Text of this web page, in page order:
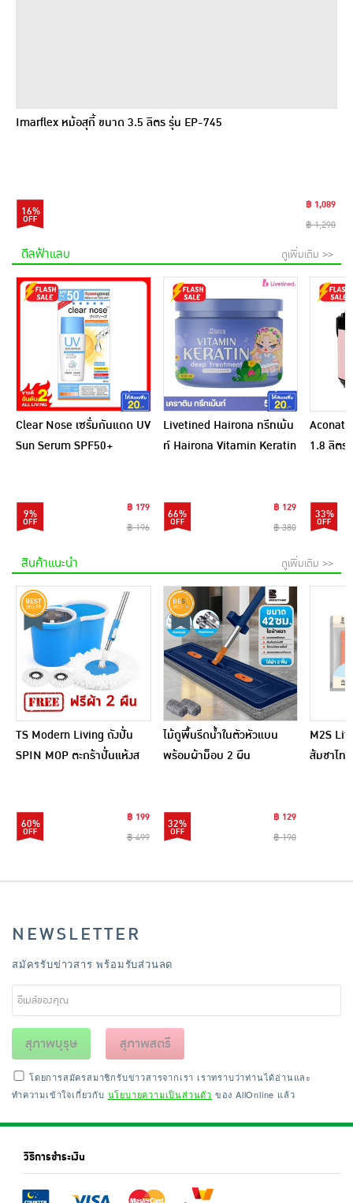
Imarflex หม้อสุกี้ ขนาด 3.5 ลิตร รุ่น EP-745
16%
฿ 1,089
฿ 1,290
ดีลฟ้าแลบ ดูเพิ่มเติม >>
Clear Nose เซรั่มกันแดด UV
Sun Serum SPF50+
9%
฿ 179
฿ 196
Livetined Hairona ทรีทเม้น
ท์ Hairona Vitamin Keratin
66%
฿ 129
฿ 380
1.8 ลิตร
33%
สินค้าแนะนำ ดูเพิ่มเติม >>
TS Modern Living ถังปั่น
SPIN MOP ตะกร้าปั่นแห้งส
60%
฿ 199
฿ 499
ไม้ถูพื้นรีดน้ำในตัวหัวแบน
พร้อมผ้าม็อบ 2 ผืน
32%
฿ 129
฿ 190
M2S
ส้มชาไท
NEWSLETTER
สมัครรับข่าวสาร พร้อมรับส่วนลด
สุภาพบุรุษ สุภาพสตรี
โดยการสมัครสมาชิกรับข่าวสารจากเรา เราทราบว่าท่านได้อ่านและ
ทำความเข้าใจเกี่ยวกับ นโยบายความเป็นส่วนตัว ของ AllOnline แล้ว
วิธีการชำระเงิน